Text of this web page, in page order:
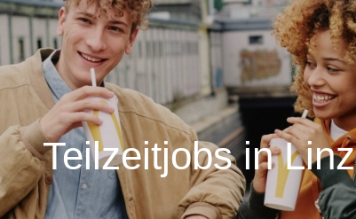
Teilzeitjobsin Linz